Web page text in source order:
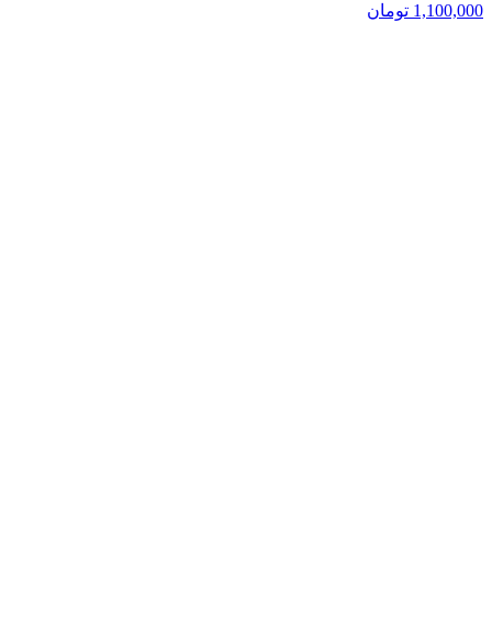
1,100,000 تومان